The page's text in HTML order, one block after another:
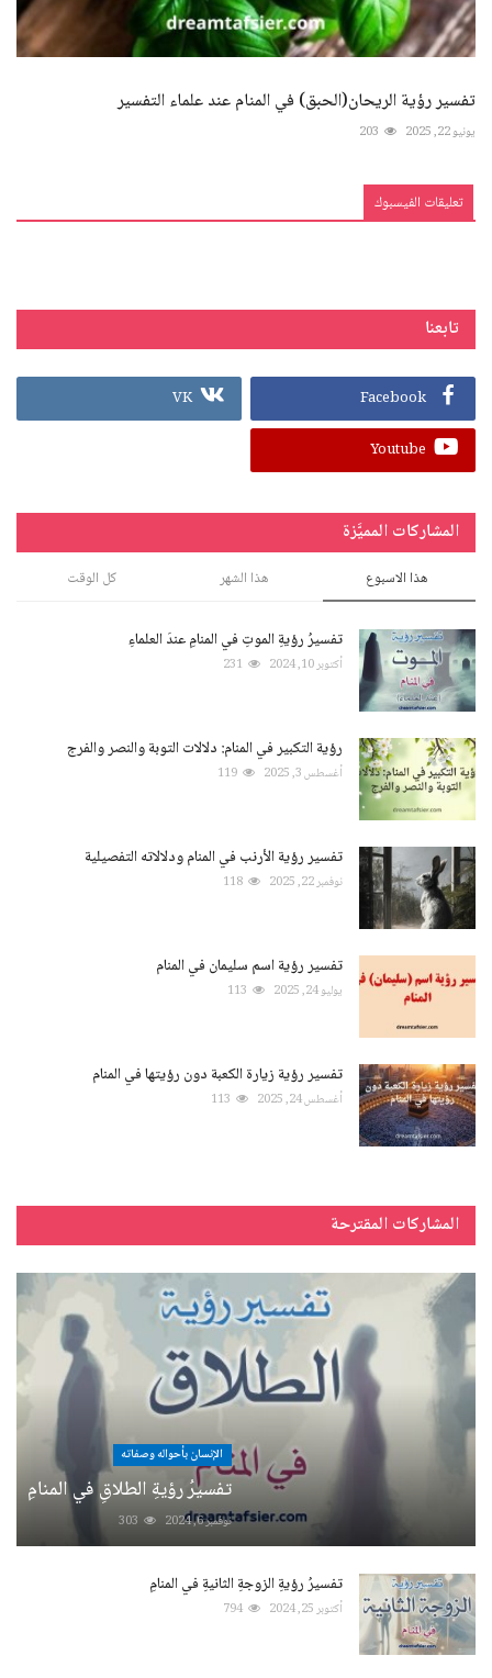
تفسير رؤية الريحان(الحبق) في المنام عند علماء التفسير
يونيو 22, 2025 203
تعليقات الفيسبوك
تابعنا
Facebook
VK
Youtube
المشاركات المميَّزة
هذا الاسبوع هذا الشهر كل الوقت
تفسيرُ رؤيةِ الموتِ في المنامِ عندَ العلماءِ
أكتوبر 10, 2024 231
رؤية التكبير في المنام: دلالات التوبة والنصر والفرج
أغسطس 3, 2025 119
تفسير رؤية الأرنب في المنام ودلالاته التفصيلية
نوفمبر 22, 2025 118
تفسير رؤية اسم سليمان في المنام
يوليو 24, 2025 113
تفسير رؤية زيارة الكعبة دون رؤيتها في المنام
أغسطس 24, 2025 113
المشاركات المقترحة
الإنسان بأحواله وصفاته
تفسيرُ رؤيةِ الطلاقِ في المنامِ
نوفمبر 6, 2024 303
تفسيرُ رؤيةِ الزوجةِ الثانيةِ في المنامِ
أكتوبر 25, 2024 794